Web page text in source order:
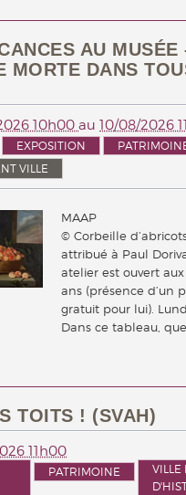
AU MUSÉE
MORTE DANS
10h00 au 10/08/2026
EXPOSITION
VILLE
MAAP
© Corbeille
attribué à Paul
atelier est ouvert
ans (présence d’un
gratuit pour lui).
Dans ce tableau,
TOITS ! (SVAH)
11h00
PATRIMOINE
VILLE